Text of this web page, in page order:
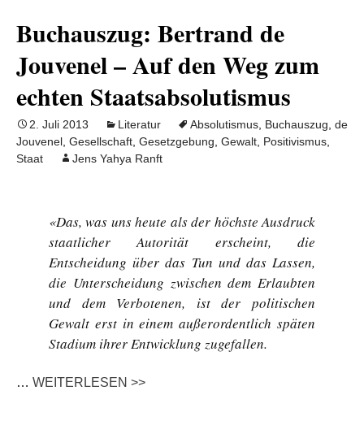
Buchauszug: Bertrand de
Jouvenel – Auf den Weg zum
echten Staatsabsolutismus
2. Juli 2013 Literatur Absolutismus Buchauszug de
Jouvenel Gesellschaft Gesetzgebung Gewalt Positivismus
Staat
Jens Yahya Ranft
«Das, was uns heute als der höchste Ausdruck
staatlicher Autorität erscheint, die
Entscheidung über das Tun und das Lassen,
die Unterscheidung zwischen dem Erlaubten
und dem Verbotenen, ist der politischen
Gewalt erst in einem außerordentlich späten
Stadium ihrer Entwicklung zugefallen.
… WEITERLESEN >>